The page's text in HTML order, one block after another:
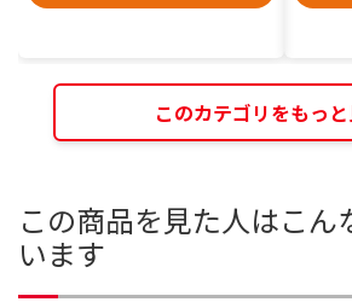
このカテゴリをもっ
この商品を見た人はこん
います